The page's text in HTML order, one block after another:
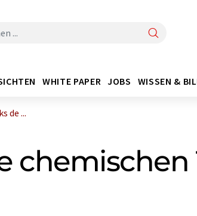
WHITE PAPER JOBS WISSEN &
de ...
chemischen